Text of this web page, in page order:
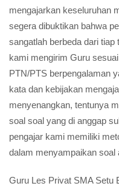
mengajarkan keseluruhan
segera dibuktikan bahwa
sangatlah berbeda dari tiap
kami mengirim Guru
PTN/PTS berpengalaman
kata dan kebijakan
menyenangkan, tentunya
soal soal yang di anggap
pengajar kami memiliki
dalam menyampaikan soal
Guru Les Privat SMA Setu